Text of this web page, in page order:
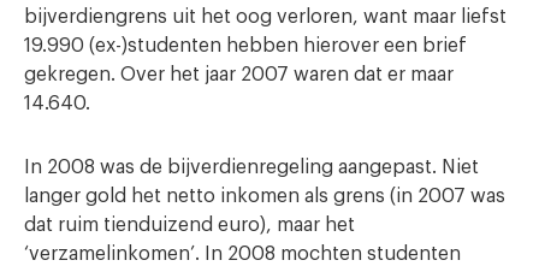
bijverdiengrens uit het oog verloren, want maar liefst
19.990 (ex-)studenten hebben hierover een brief
gekregen. Over het jaar 2007 waren dat er maar
14.640.
In 2008 was de bijverdienregeling aangepast. Niet
langer gold het netto inkomen als grens (in 2007 was
dat ruim tienduizend euro), maar het
‘verzamelinkomen’. In 2008 mochten studenten